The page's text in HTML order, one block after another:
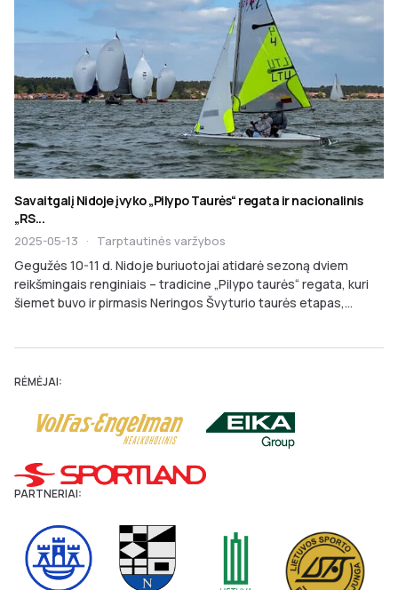
Savaitgalį Nidoje įvyko „Pilypo Taurės“ regata ir nacionalinis
„RS...
2025-05-13 · Tarptautinės varžybos
Gegužės 10-11 d. Nidoje buriuotojai atidarė sezoną dviem
reikšmingais renginiais – tradicine „Pilypo taurės“ regata, kuri
šiemet buvo ir pirmasis Neringos Švyturio taurės etapas,...
RĖMĖJAI:
PARTNERIAI: